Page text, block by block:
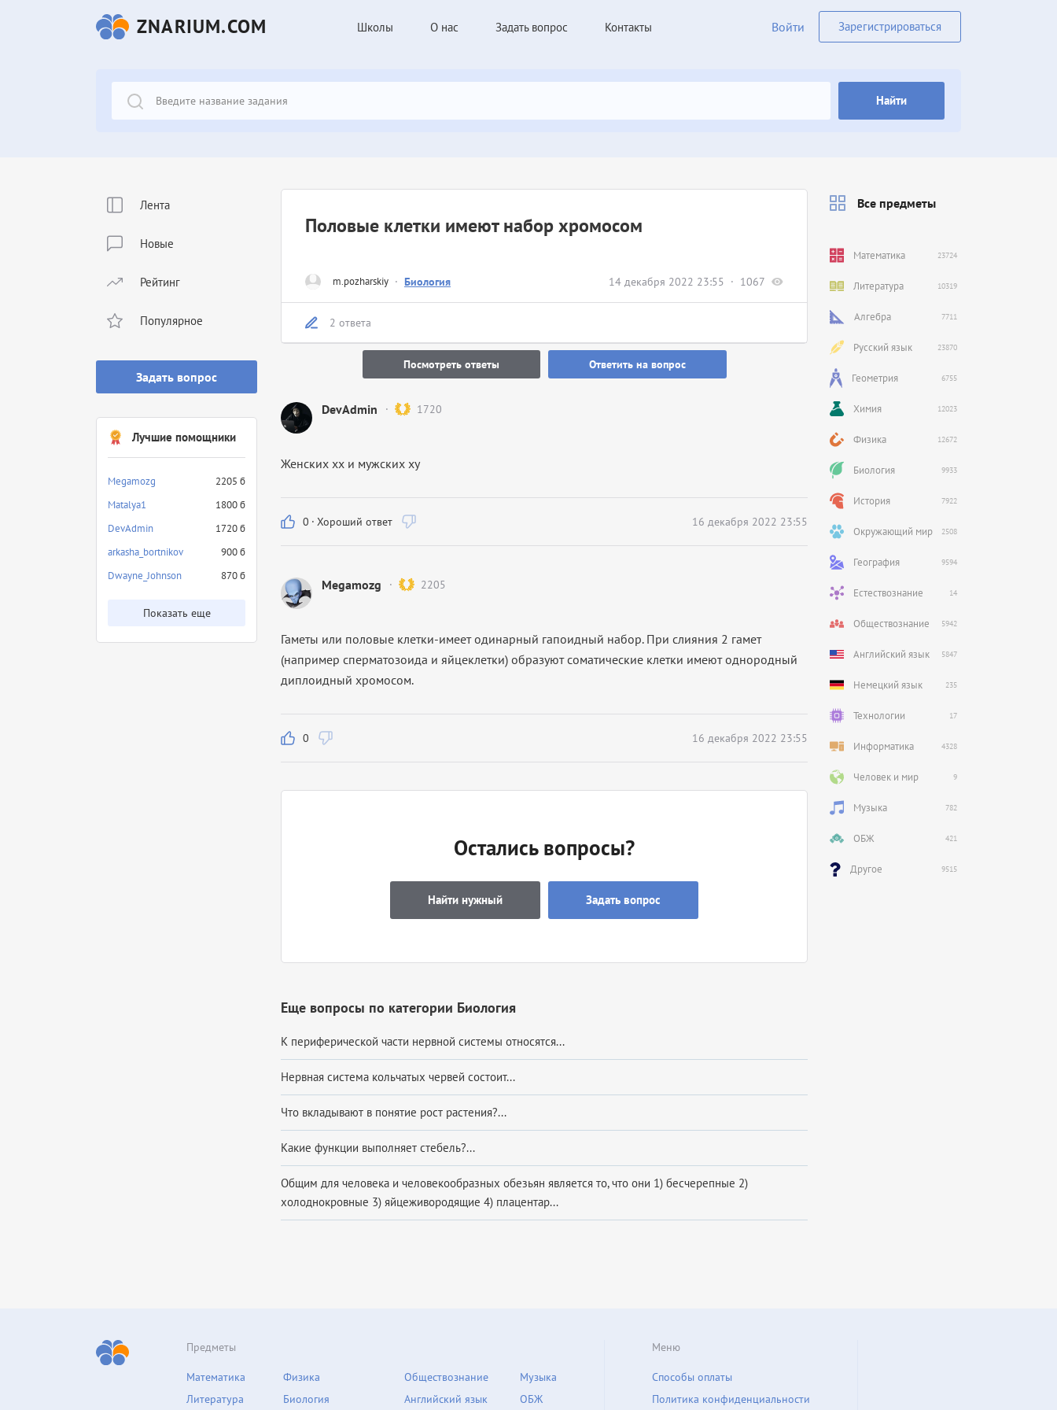
ZNARIUM.COM Школы О нас Задать вопрос Контакты Войти Зарегистрироваться
Найти
Лента
Новые
Рейтинг
Популярное
Задать вопрос
Лучшие помощники
Megamozg
2205 б
Matalya1
1800 б
DevAdmin
1720 б
arkasha_bortnikov
900 б
Dwayne_Johnson
870 б
Показать еще
m.pozharskiy · Биология 14 декабря 2022 23:55 1067
Половые клетки имеют набор хромосом
2 ответа
Посмотреть ответы Ответить на вопрос
DevAdmin 1720
Женских xx и мужских xy
0 · Хороший ответ 16 декабря 2022 23:55
Megamozg 2205
Гаметы или половые клетки-имеет одинарный гапоидный набор. При слияния 2 гамет
(например сперматозоида и яйцеклетки) образуют соматические клетки имеют однородный
диплоидный хромосом.
0 16 декабря 2022 23:55
Остались вопросы?
Найти нужный Задать вопрос
Еще вопросы по категории Биология
К периферической части нервной системы относятся...
Нервная система кольчатых червей состоит...
Что вкладывают в понятие рост растения?...
Какие функции выполняет стебель?...
Общим для че­ло­ве­ка и че­ло­ве­ко­об­раз­ных обе­зьян яв­ля­ет­ся то, что они 1) бесчерепные 2)
холоднокровные 3) яйцеживородящие 4) плацентар...
Все предметы
Математика 23724
Литература 10319
Алгебра 7711
Русский язык 23870
Геометрия 6755
Химия 12023
Физика 12672
Биология 9933
История 7922
Окружающий мир 2508
География 9594
Естествознание 14
Обществознание 5942
Английский язык 5847
Немецкий язык 235
Технологии 17
Информатика 4328
Человек и мир 9
Музыка 782
ОБЖ 421
Другое 9515
Предметы
Математика
Литература
Физика
Биология
Обществознание
Английский язык
Музыка
ОБЖ
Меню
Способы оплаты
Политика конфиденциальности